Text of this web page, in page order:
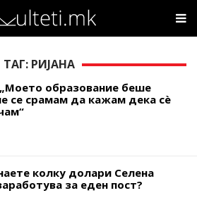
ТАГ: РИЈАНА
„Моето образование беше
се срамам да кажам дека сѐ
колку долари Селена
за еден пост?